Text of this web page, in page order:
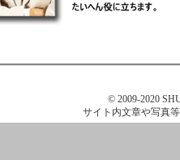
© 2009-2020
サイト内文章や写真